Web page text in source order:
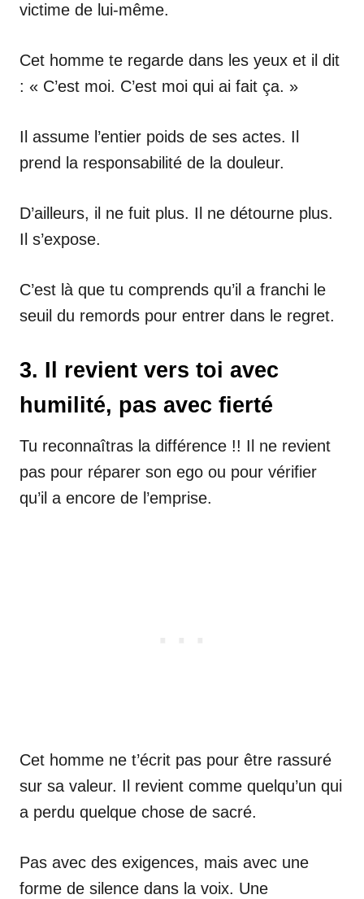
victime de lui-même.
Cet homme te regarde dans les yeux et il dit
: « C’est moi. C’est moi qui ai fait ça. »
Il assume l’entier poids de ses actes. Il
prend la responsabilité de la douleur.
D’ailleurs, il ne fuit plus. Il ne détourne plus.
Il s’expose.
C’est là que tu comprends qu’il a franchi le
seuil du remords pour entrer dans le regret.
3. Il revient vers toi avec
humilité, pas avec fierté
Tu reconnaîtras la différence !! Il ne revient
pas pour réparer son ego ou pour vérifier
qu’il a encore de l’emprise.
Cet homme ne t’écrit pas pour être rassuré
sur sa valeur. Il revient comme quelqu’un qui
a perdu quelque chose de sacré.
Pas avec des exigences, mais avec une
forme de silence dans la voix. Une